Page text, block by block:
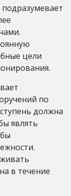
цели
по
должна
являть
в течение